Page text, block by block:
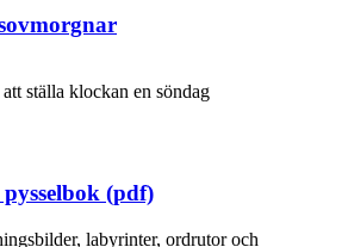
ställa klockan en söndag
(pdf)
labyrinter, ordrutor och